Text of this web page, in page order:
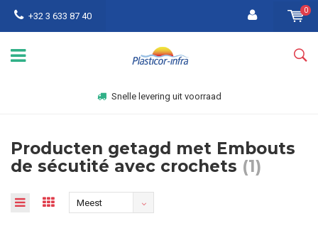
+32 3 633 87 40
0
Snelle levering uit voorraad
Producten getagd met Embouts
de sécutité avec crochets (1)
Meest